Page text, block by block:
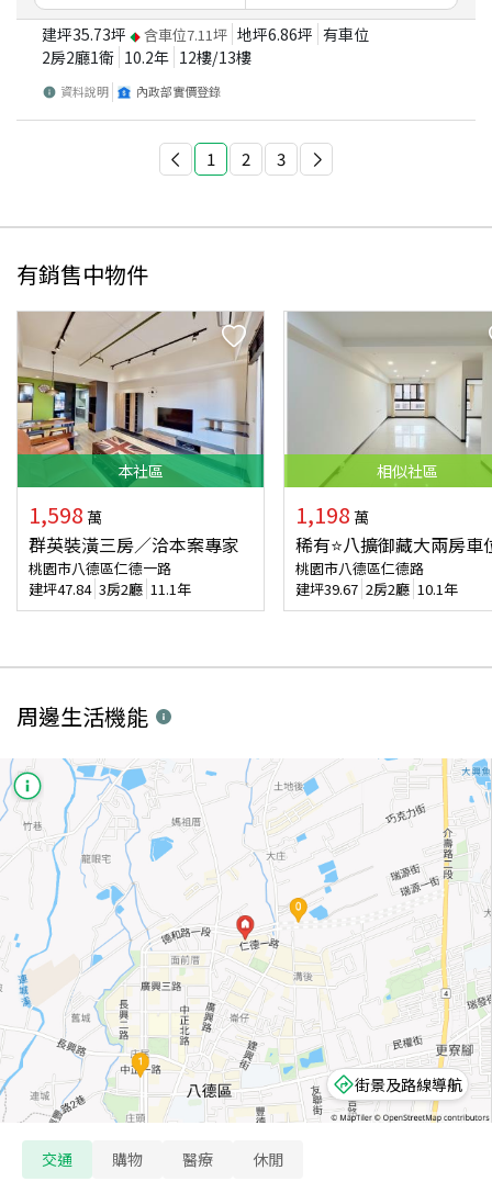
建坪35.73坪 含車位7.11坪 地坪6.86坪 有車位
2房2廳1衛 10.2年 12樓/13樓
資料說明 內政部實價登錄
1 2 3
有銷售中物件
本社區
1,598 萬
群英裝潢三房／洽本案專家
桃園市八德區仁德一路
建坪47.84 3房2廳 11.1年
相似社區
1,198 萬
稀有⭐八擴御藏大兩房車
桃園市八德區仁德路
建坪39.67 2房2廳 10.1年
周邊生活機能
街景及路線導航
交通 購物 醫療 休閒